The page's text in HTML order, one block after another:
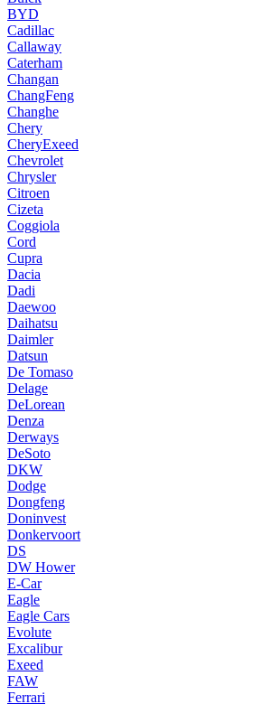
BYD
Cadillac
Callaway
Caterham
Changan
ChangFeng
Changhe
Chery
CheryExeed
Chevrolet
Chrysler
Citroen
Cizeta
Coggiola
Cord
Cupra
Dacia
Dadi
Daewoo
Daihatsu
Daimler
Datsun
De Tomaso
Delage
DeLorean
Denza
Derways
DeSoto
DKW
Dodge
Dongfeng
Doninvest
Donkervoort
DS
DW Hower
E-Car
Eagle
Eagle Cars
Evolute
Excalibur
Exeed
FAW
Ferrari